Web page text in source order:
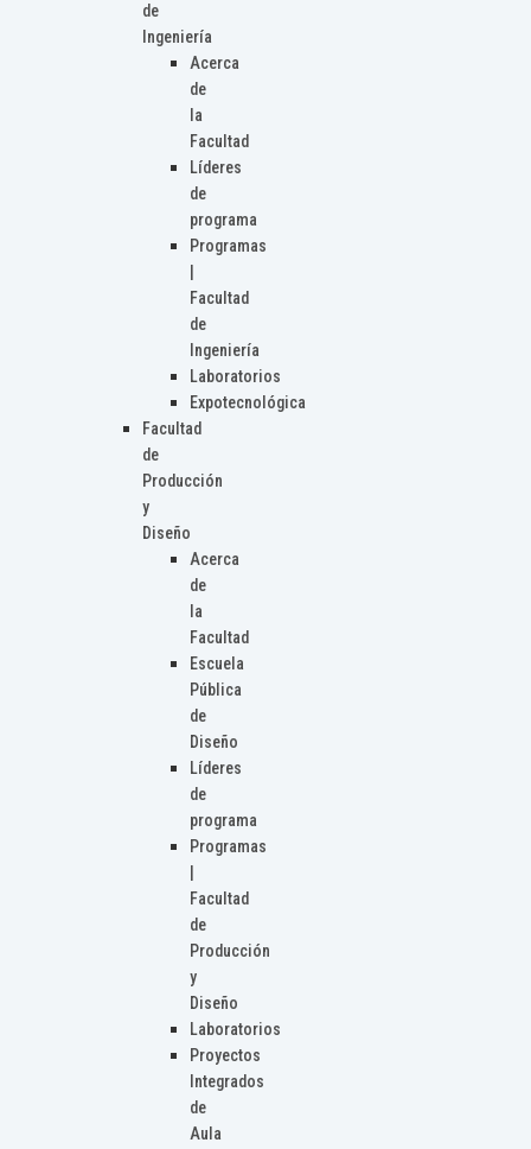
de
Ingeniería
Acerca
de
la
Facultad
Líderes
de
programa
Programas
Facultad
de
Ingeniería
Laboratorios
Expotecnológica
Facultad
de
Producción
y
Diseño
Acerca
de
la
Facultad
Escuela
Pública
de
Diseño
Líderes
de
programa
Programas
Facultad
de
Producción
y
Diseño
Laboratorios
Proyectos
Integrados
de
Aula